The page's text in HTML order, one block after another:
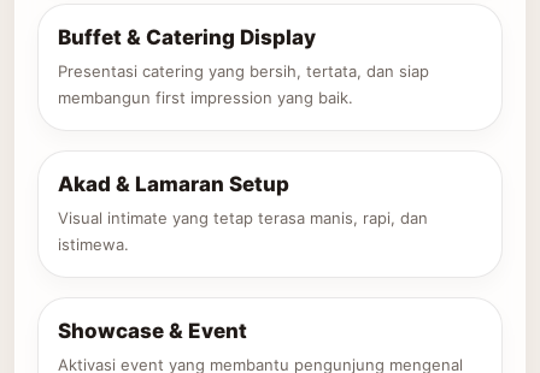
Buffet & Catering Display
Presentasi catering yang bersih, tertata, dan siap
membangun first impression yang baik.
Akad & Lamaran Setup
Visual intimate yang tetap terasa manis, rapi, dan
istimewa.
Showcase & Event
Aktivasi event yang membantu pengunjung mengenal